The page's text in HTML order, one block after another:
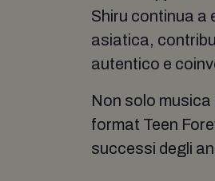
Shiru continua a
asiatica,
autentico e
Non solo
format Teen
successi degli